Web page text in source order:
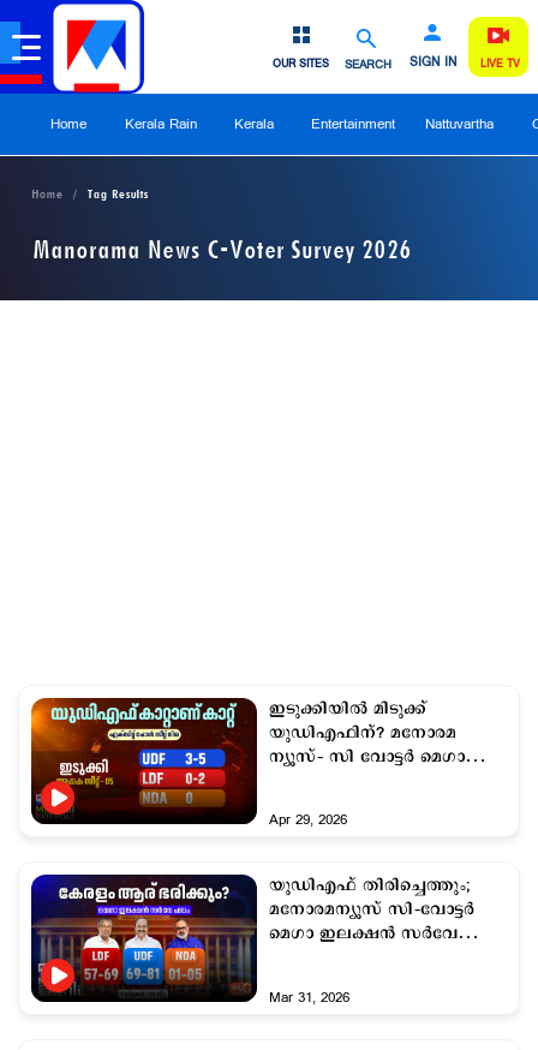
SEARCH SIGN IN
OUR SITES LIVE TV
Home Kerala Rain Kerala Entertainment Nattuvartha
Home Tag Results
Manorama News C-Voter Survey 2026
ഇടുക്കിയില്‍ മിടുക്ക്
യുഡിഎഫിന്? മനോരമ
ന്യൂസ്– സി വോട്ടര്‍ മെഗാ
Apr 29, 2026
യുഡിഎഫ് തിരിച്ചെത്തും;
മനോരമന്യൂസ് സി–വോട്ടര്‍
മെഗാ ഇലക്ഷന്‍ സര്‍വേ
Mar 31, 2026